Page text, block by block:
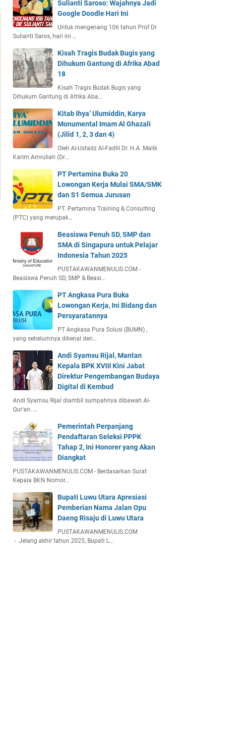
Sulianti Saroso: Wajahnya Jadi
Google Doodle Hari Ini
Untuk mengenang 106 tahun Prof Dr
Sulianti Saros, hari ini …
Kisah Tragis Budak Bugis yang
Dihukum Gantung di Afrika Abad
18
Kisah Tragis Budak Bugis yang
Dihukum Gantung di Afrika Aba…
Kitab Ihya’ Ulumiddin, Karya
Monumental Imam Al Ghazali
(Jilid 1, 2, 3 dan 4)
Oleh Al-Ustadz Al-Fadlil Dr. H.A. Malik
Karim Amrullah (Dr.…
PT Pertamina Buka 20
Lowongan Kerja Mulai SMA/SMK
dan S1 Semua Jurusan
PT. Pertamina Training & Consulting
(PTC) yang merupak…
Beasiswa Penuh SD, SMP dan
SMA di Singapura untuk Pelajar
Indonesia Tahun 2025
PUSTAKAWANMENULIS.COM -
Beasiswa Penuh SD, SMP & Beasi…
PT Angkasa Pura Buka
Lowongan Kerja, Ini Bidang dan
Persyaratannya
PT Angkasa Pura Solusi (BUMN) ,
yang sebelumnya dikenal den…
Andi Syamsu Rijal, Mantan
Kepala BPK XVIII Kini Jabat
Direktur Pengembangan Budaya
Digital di Kembud
Andi Syamsu Rijal diambil sumpahnya dibawah Al-
Qur'an. …
Pemerintah Perpanjang
Pendaftaran Seleksi PPPK
Tahap 2, Ini Honorer yang Akan
Diangkat
PUSTAKAWANMENULIS.COM - Berdasarkan Surat
Kepala BKN Nomor…
Bupati Luwu Utara Apresiasi
Pemberian Nama Jalan Opu
Daeng Risaju di Luwu Utara
PUSTAKAWANMENULIS.COM
- Jelang akhir tahun 2025, Bupati L…